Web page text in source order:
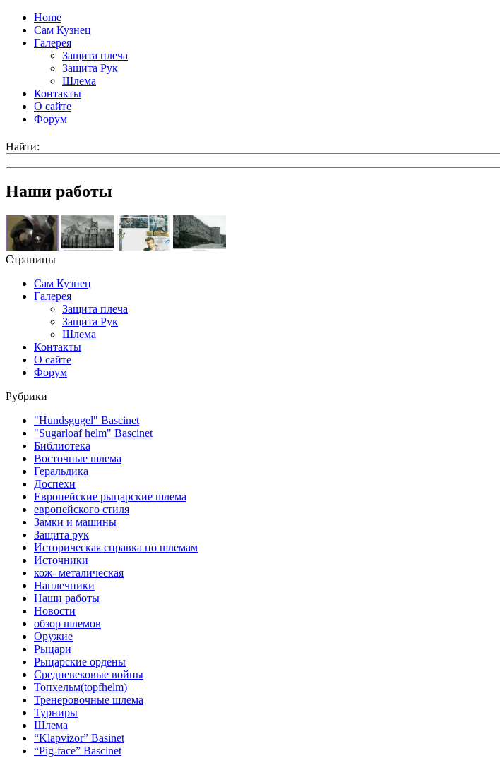
Home
Сам Кузнец
Галерея
Защита плеча
Защита Рук
Шлема
Контакты
О сайте
Форум
Найти:
Наши работы
Страницы
Сам Кузнец
Галерея
Защита плеча
Защита Рук
Шлема
Контакты
О сайте
Форум
Рубрики
"Hundsgugel" Bascinet
"Sugarloaf helm" Bascinet
Библиотека
Восточные шлема
Геральдика
Доспехи
Европейские рыцарские шлема
европейского стиля
Замки и машины
Защита рук
Историческая справка по шлемам
Источники
кож- металическая
Наплечники
Наши работы
Новости
обзор шлемов
Оружие
Рыцари
Рыцарские ордены
Средневековые войны
Топхельм(topfhelm)
Тренеровочные шлема
Турниры
Шлема
“Klapvizor” Basinet
“Pig-face” Bascinet